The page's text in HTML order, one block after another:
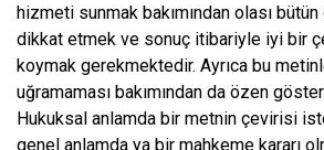
hizmeti sunmak bakımından olası
dikkat etmek ve sonuç itibariyle iyi bir
koymak gerekmektedir. Ayrıca bu
uğramaması bakımından da özen
Hukuksal anlamda bir metnin çevirisi
genel anlamda ya bir mahkeme kararı